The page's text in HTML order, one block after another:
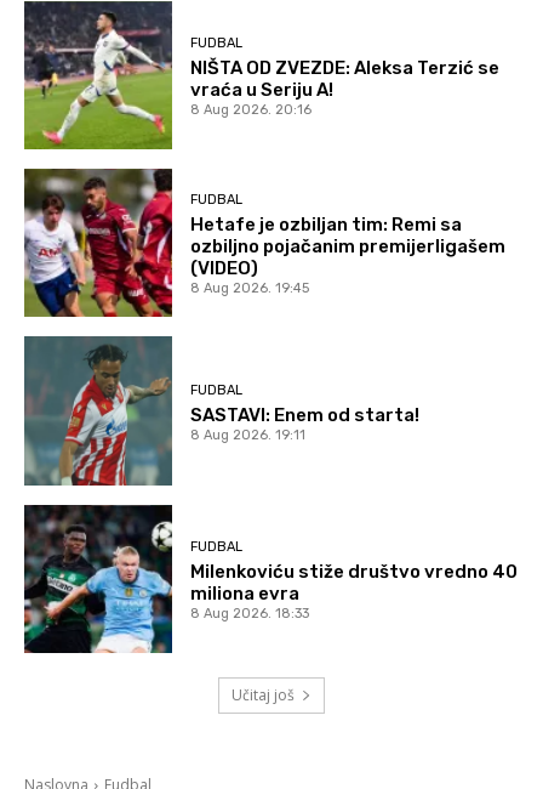
FUDBAL
NIŠTA OD ZVEZDE: Aleksa Terzić se
vraća u Seriju A!
8 Aug 2026. 20:16
FUDBAL
Hetafe je ozbiljan tim: Remi sa
ozbiljno pojačanim premijerligašem
(VIDEO)
8 Aug 2026. 19:45
FUDBAL
SASTAVI: Enem od starta!
8 Aug 2026. 19:11
FUDBAL
Milenkoviću stiže društvo vredno 40
miliona evra
8 Aug 2026. 18:33
Učitaj još